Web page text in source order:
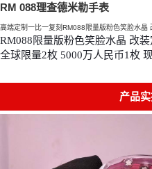
RM 088理查德米勒手表
高端定制一比一复刻RM088限量版粉色笑脸水
RM088限量版粉色笑脸水晶 改
全球限量2枚 5000万人民币1枚
产品